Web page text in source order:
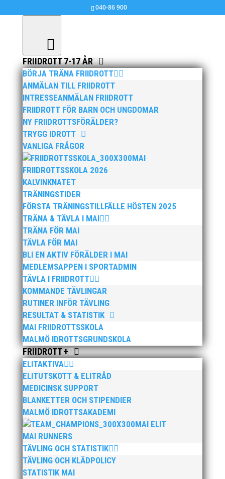
040-86 900
FRIIDROTT 7-17 ÅR
BÖRJA TRÄNA FRIIDROTT
ANMÄLAN TILL FRIIDROTT
INTRESSEANMÄLAN FRIIDROTT
FRIIDROTT FÖR BARN OCH UNGDOMAR
NY FRIIDROTTSFÖRÄLDER?
TRYGG IDROTT
VANLIGA FRÅGOR
MAI
FRIIDROTTSSKOLA 2026
KALVINKNATET
TRÄNINGSTIDER
FÖRSTA TRÄNINGSTILLFÄLLE HÖSTEN 2025
TRÄNA & TÄVLA I MAI
TRÄNA FÖR MAI
TÄVLA FÖR MAI
BLI EN AKTIV FÖRÄLDER I MAI
MEDLEMSAPPEN I SPORTADMIN
TÄVLA I FRIIDROTT
KOMMANDE TÄVLINGAR
RUTINER INFÖR TÄVLING
RESULTAT & STATISTIK
MAI FRIIDROTTSSKOLA
MALMÖ IDROTTSGRUNDSKOLA
FRIIDROTT +
ELITAKTIVA
ELITUTSKOTT & ELITRÅD
MEDICINSK SUPPORT
BLANKETTER OCH STIPENDIER
MALMÖ IDROTTSAKADEMI
MAI ELIT
MAI RUNNERS
TÄVLING OCH STATISTIK
TÄVLING OCH KLÄDPOLICY
STATISTIK MAI